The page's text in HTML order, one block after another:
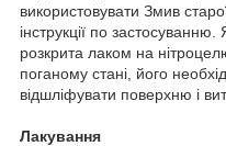
використовувати Змив
інструкції по
розкрита лаком на
поганому стані, його
відшліфувати поверхню і
Лакування